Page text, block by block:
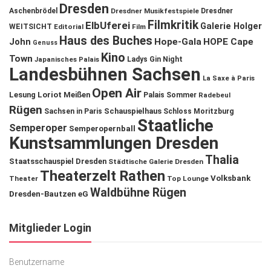
Aschenbrödel
Dresden Dresdner Musikfestspiele Dresdner
WEITSICHT Editorial ElbUferei Film Filmkritik Galerie Holger
John Genuss Haus des Buches Hope-Gala HOPE Cape
Town Japanisches Palais Kino Ladys Gin Night
Landesbühnen Sachsen La Saxe à Paris
Lesung Loriot Meißen Open Air Palais Sommer Radebeul
Rügen Sachsen in Paris Schauspielhaus Schloss Moritzburg
Semperoper Semperopernball
Staatliche
Kunstsammlungen Dresden
Staatsschauspiel Dresden Städtische Galerie Dresden Thalia
Theater Theaterzelt Rathen Top Lounge Volksbank
Dresden-Bautzen eG Waldbühne Rügen
Mitglieder Login
Benutzername